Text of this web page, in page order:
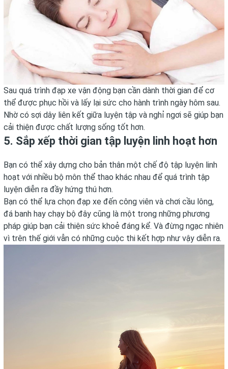
Sau quá trình đạp xe vận động bạn cần dành thời gian để cơ
thể được phục hồi và lấy lại sức cho hành trình ngày hôm sau.
Nhờ có sợi dây liên kết giữa luyện tập và nghỉ ngơi sẽ giúp bạn
cải thiện được chất lượng sống tốt hơn.
5. Sắp xếp thời gian tập luyện linh hoạt hơn
Bạn có thể xây dựng cho bản thân một chế độ tập luyện linh
hoạt với nhiều bộ môn thể thao khác nhau để quá trình tập
luyện diễn ra đầy hứng thú hơn.
Bạn có thể lựa chọn đạp xe đến công viên và chơi cầu lông,
đá banh hay chạy bộ đây cũng là một trong những phương
pháp giúp bạn cải thiện sức khoẻ đáng kể. Và đừng ngạc nhiên
vì trên thế giới vẫn có những cuộc thi kết hợp như vậy diễn ra.